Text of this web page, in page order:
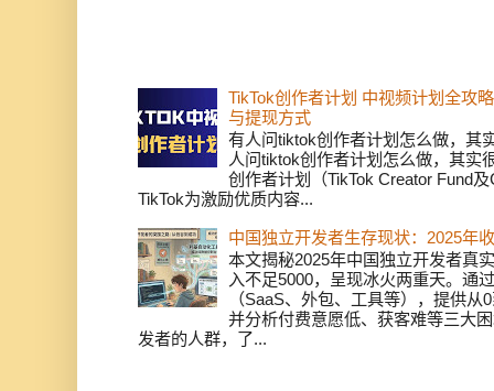
TikTok创作者计划 中视频计划全攻
与提现方式
有人问tiktok创作者计划怎么做，其
人问tiktok创作者计划怎么做，其实
创作者计划（TikTok Creator Fund
TikTok为激励优质内容...
中国独立开发者生存现状：2025年
本文揭秘2025年中国独立开发者真
入不足5000，呈现冰火两重天。通
（SaaS、外包、工具等），提供
并分析付费意愿低、获客难等三大
发者的人群，了...